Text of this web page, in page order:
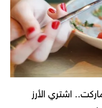
اشتري الأرز